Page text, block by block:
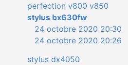
perfection v800 v850
stylus bx630fw
24 octobre 2020 20:30
24 octobre 2020 20:26
stylus dx4050